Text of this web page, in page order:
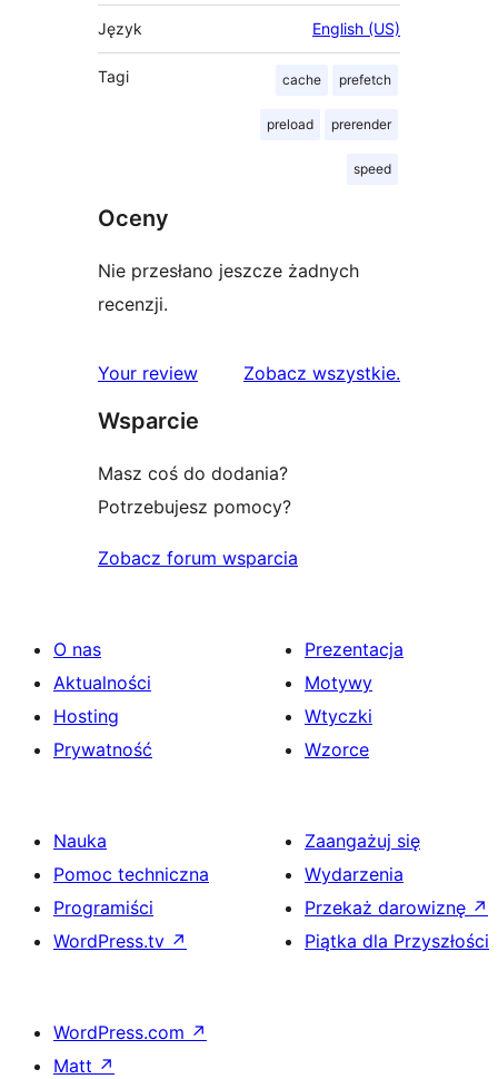
Język English (US)
Tagi cache prefetch
preload prerender
speed
Oceny
Nie przesłano jeszcze żadnych
recenzji.
Your review Zobacz wszystkierecenzje
.
Wsparcie
Masz coś do dodania?
Potrzebujesz pomocy?
Zobacz forum wsparcia
O nas
Aktualności
Hosting
Prywatność
Prezentacja
Motywy
Wtyczki
Wzorce
Nauka
Pomoc techniczna
Programiści
WordPress.tv ↗
Zaangażuj się
Wydarzenia
Przekaż darowiznę ↗
Piątka dla Przyszłości
WordPress.com ↗
Matt ↗